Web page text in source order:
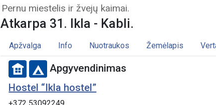
Atkarpa 31. Ikla - Kabli. Pernu
Pernu miestelis ir žvejų kaimai.
Atkarpa 31. Ikla - Kabli.
Apžvalga Info Nuotraukos Žemėlapis
Apgyvendinimas
Hostel “Ikla hostel”